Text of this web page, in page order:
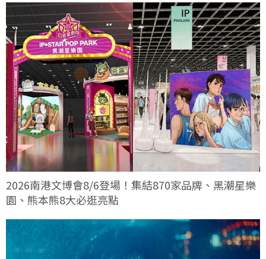
2026南港文博會8/6登場！集結870家品牌、黑潮星樂
園、熊本熊8大必逛亮點